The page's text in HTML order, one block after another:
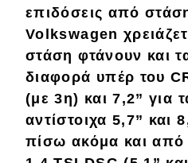
Οδηγός αγοράς
Συμβουλές
Χρηστικά
επιδόσεις από
Volkswagen
στάση φτάνουν και
διαφορά υπέρ του
(με 3η) και 7,2” για
αντίστοιχα 5,7”
πίσω ακόμα και